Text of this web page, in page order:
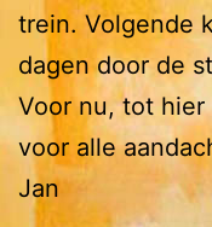
trein. Volgende
dagen door de
Voor nu, tot
voor alle
Jan